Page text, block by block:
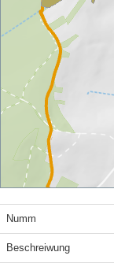
Numm
Beschreiwung